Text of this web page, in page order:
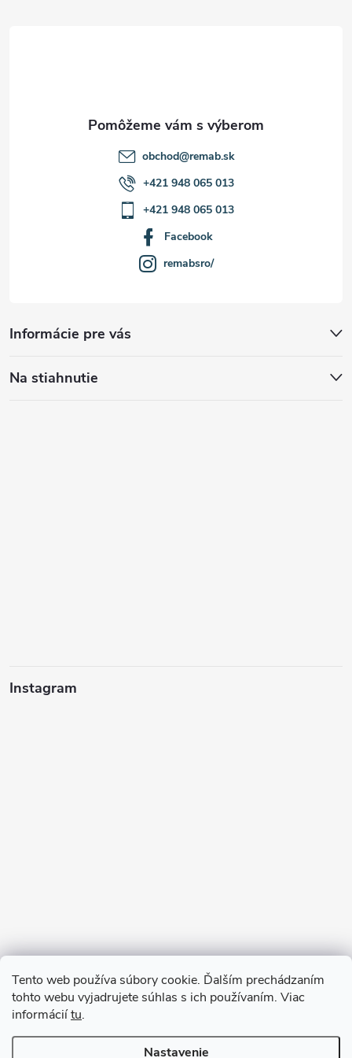
Tento web používa súbory cookie. Ďalším prechádzaním
tohto webu vyjadrujete súhlas s ich používaním. Viac
informáciítu.
Nastavenie
Informácie pre vás
Na stiahnutie
Instagram
obchod@remab.sk
+421 948 065 013
+421 948 065 013
Facebook
remabsro/